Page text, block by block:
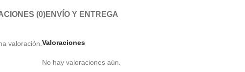
(0)ENVÍO Y ENTREGA
Valoraciones
No hay valoraciones aún.
valoración.